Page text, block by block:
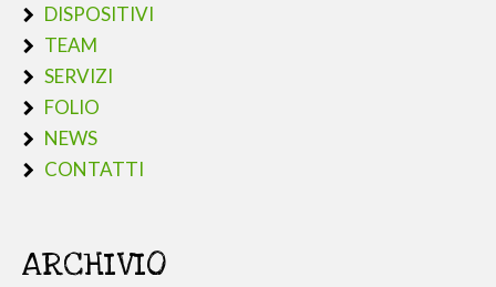
DISPOSITIVI
TEAM
SERVIZI
FOLIO
NEWS
CONTATTI
ARCHIVIO